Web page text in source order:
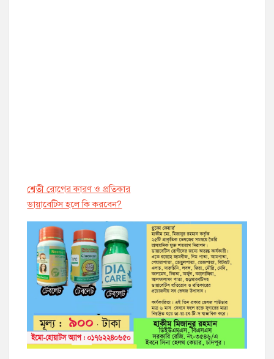
শ্বেতী রোগের কারণ ও প্রতিকার
ডায়াবেট্সি হলে কি করবেন?